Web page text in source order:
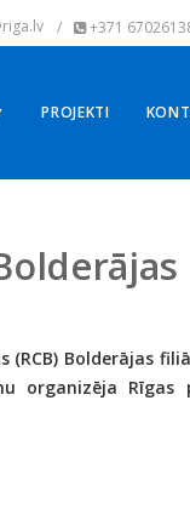
/ +371
PROJEKTI
(RCB) Bolderājas
organizēja Rīgas